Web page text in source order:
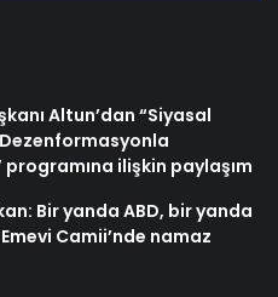
Altun’dan “Siyasal
programına ilişkin paylaşım
Bir yanda ABD, bir yanda
Camii’nde namaz